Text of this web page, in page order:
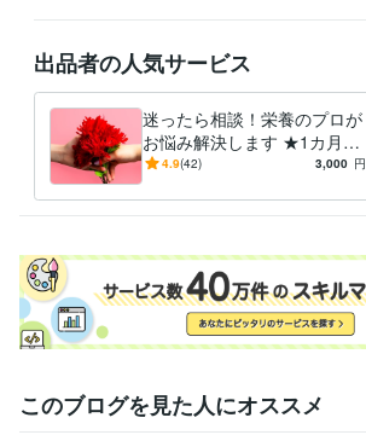
資格・検定
管理栄養士 取得年 : 2015年
食品衛生管理者
得意分野
住まい・美容・生活相談
出品者の人気サービス
迷ったら相談！栄養のプロが
お悩み解決します ★1カ月間
の安心サポートを提供
4.9(42) 3,000 円
このブログを見た人にオススメ